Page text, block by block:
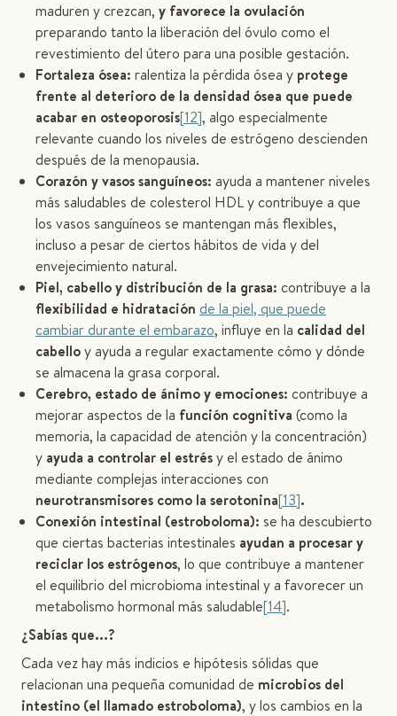
maduren y crezcan, y favorece la ovulación
preparando tanto la liberación del óvulo como el
revestimiento del útero para una posible gestación.
Fortaleza ósea: ralentiza la pérdida ósea y protege
frente al deterioro de la densidad ósea que puede
acabar en osteoporosis[12], algo especialmente
relevante cuando los niveles de estrógeno descienden
después de la menopausia.
Corazón y vasos sanguíneos: ayuda a mantener niveles
más saludables de colesterol HDL y contribuye a que
los vasos sanguíneos se mantengan más flexibles,
incluso a pesar de ciertos hábitos de vida y del
envejecimiento natural.
Piel, cabello y distribución de la grasa: contribuye a la
flexibilidad e hidratación de la piel, que puede
cambiar durante el embarazo, influye en la calidad del
cabelloy ayuda a regular exactamente cómo y dónde
se almacena la grasa corporal.
Cerebro, estado de ánimo y emociones: contribuye a
mejorar aspectos de la función cognitiva (como la
memoria, la capacidad de atención y la concentración)
y ayuda a controlar el estrésy el estado de ánimo
mediante complejas interacciones con
neurotransmisores como la serotonina[13].
Conexión intestinal (estroboloma): se ha descubierto
que ciertas bacterias intestinales ayudan a procesar y
reciclar los estrógenos, lo que contribuye a mantener
el equilibrio del microbioma intestinal y a favorecer un
metabolismo hormonal más saludable[14].
¿Sabías que...?
Cada vez hay más indicios e hipótesis sólidas que
relacionan una pequeña comunidad de microbios del
intestino (el llamado estroboloma), y los cambios en la